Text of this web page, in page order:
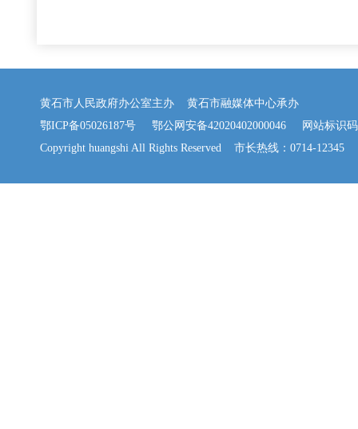
黄石市人民政府办公室主办 黄石市融媒体中心承办
鄂ICP备05026187号
鄂公网安备42020402000046 网站标识码
Copyright huangshi All Rights Reserved 市长热线：0714-12345